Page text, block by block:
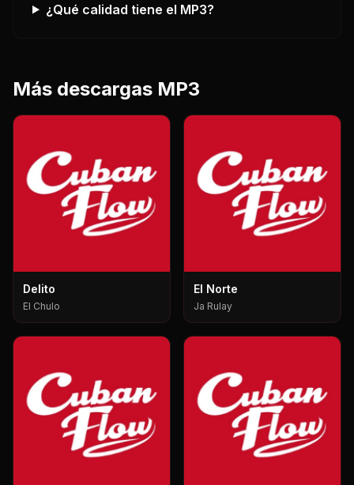
¿Qué calidad tiene el MP3?
Más descargas MP3
Delito
El Chulo
El Norte
Ja Rulay